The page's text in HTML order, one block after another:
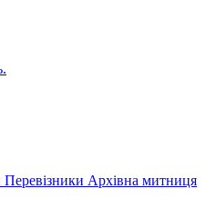
Перевізники Архівна митниця